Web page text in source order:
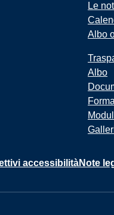
Le
Albo
Albo
accessibilitàNote